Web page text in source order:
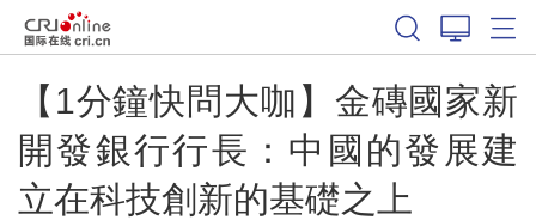
【1分鐘快問大咖】金磚國家新
開發銀行行長：中國的發展建
立在科技創新的基礎之上